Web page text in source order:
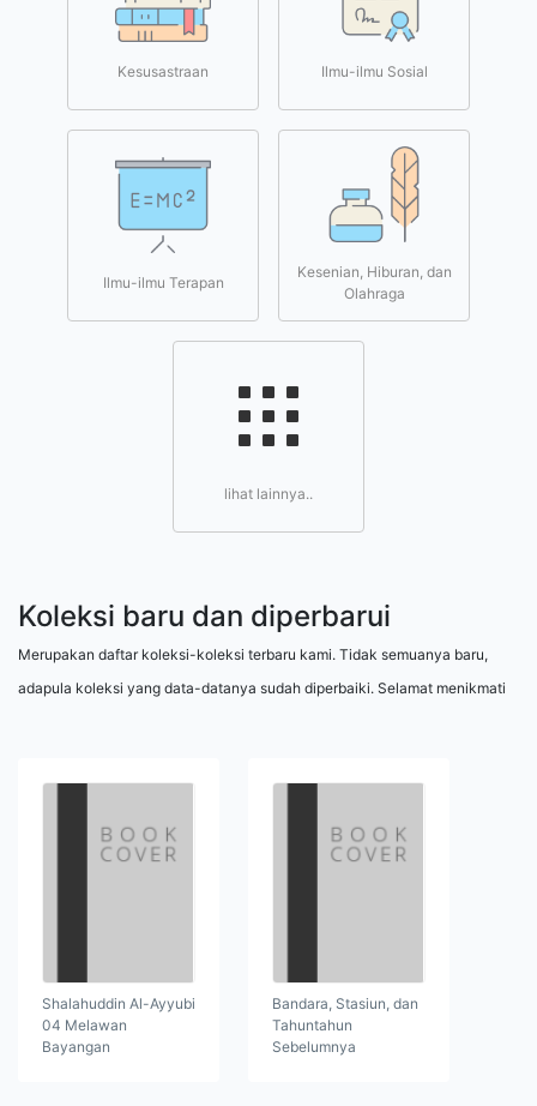
Kesusastraan Ilmu-ilmu Sosial
Ilmu-ilmu Terapan
Kesenian, Hiburan, dan
Olahraga
lihat lainnya..
Koleksi baru dan diperbarui
Merupakan daftar koleksi-koleksi terbaru kami. Tidak semuanya baru,
adapula koleksi yang data-datanya sudah diperbaiki. Selamat menikmati
Shalahuddin Al-Ayyubi
04 Melawan
Bayangan
Bandara, Stasiun, dan
Tahuntahun
Sebelumnya